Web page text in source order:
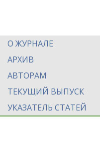
О ЖУРНАЛЕ
АРХИВ
АВТОРАМ
ТЕКУЩИЙ ВЫПУСК
УКАЗАТЕЛЬ СТАТЕЙ